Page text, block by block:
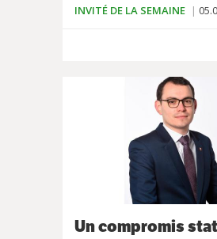
INVITÉ DE LA SEMAINE
Un compromis